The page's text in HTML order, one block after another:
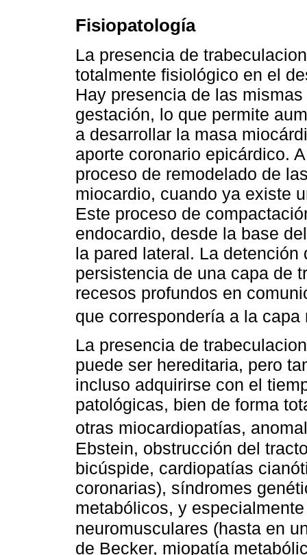
Fisiopatología
La presencia de
totalmente fisiológico en el
Hay presencia de las
gestación, lo que permite
a desarrollar la masa
aporte coronario epicárdico.
proceso de remodelado de
miocardio, cuando ya existe
Este proceso de
endocardio, desde la base
la pared lateral. La
persistencia de una capa de
recesos profundos en
que correspondería a la capa
La presencia de
puede ser hereditaria, pero
incluso adquirirse con el
patológicas, bien de forma
otras miocardiopatías,
Ebstein, obstrucción del
bicúspide, cardiopatías
coronarias), síndromes
metabólicos, y
neuromusculares (hasta en
de Becker, miopatía